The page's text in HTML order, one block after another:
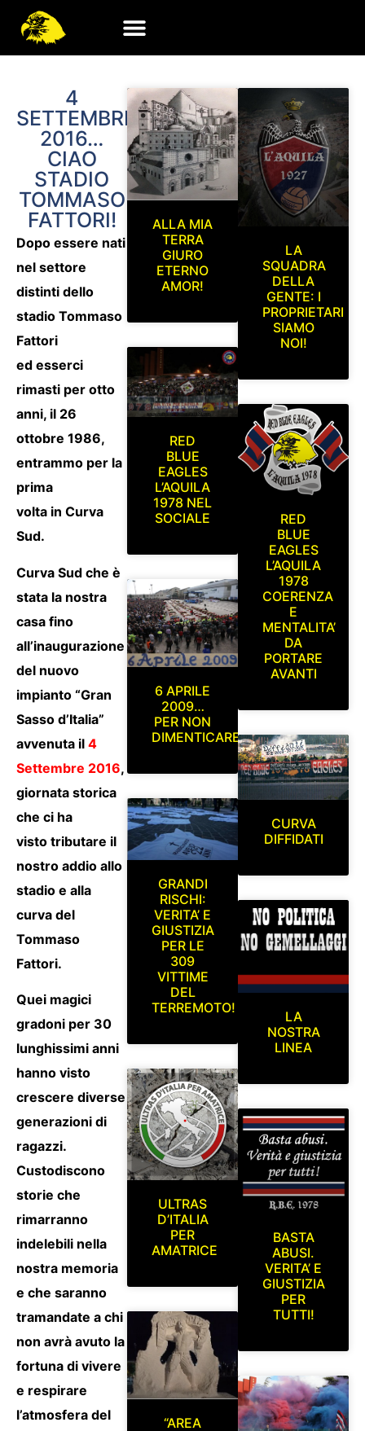
4
SETTEMBRE
2016…
CIAO
STADIO
TOMMASO
FATTORI!
Dopo essere nati
nel settore
distinti dello
stadio Tommaso
Fattori
ed esserci
rimasti per otto
anni, il 26
ottobre 1986,
entrammo per la
prima
volta in Curva
Sud.
Curva Sud che è
stata la nostra
casa fino
all’inaugurazione
del nuovo
impianto “Gran
Sasso d’Italia”
avvenuta il 4
Settembre 2016,
giornata storica
che ci ha
visto tributare il
nostro addio allo
stadio e alla
curva del
Tommaso
Fattori.
Quei magici
gradoni per 30
lunghissimi anni
hanno visto
crescere diverse
generazioni di
ragazzi.
Custodiscono
storie che
rimarranno
indelebili nella
nostra memoria
e che saranno
tramandate a chi
non avrà avuto la
fortuna di vivere
e respirare
l’atmosfera del
ALLA MIA
TERRA
GIURO
ETERNO
AMOR!
RED
BLUE
EAGLES
L’AQUILA
1978 NEL
SOCIALE
6 APRILE
2009…
PER NON
DIMENTICARE
GRANDI
RISCHI:
VERITA’ E
GIUSTIZIA
PER LE
309
VITTIME
DEL
TERREMOTO!
ULTRAS
D’ITALIA
PER
AMATRICE
“AREA
LA
SQUADRA
DELLA
GENTE: I
PROPRIETARI
SIAMO
NOI!
RED
BLUE
EAGLES
L’AQUILA
1978
COERENZA
E
MENTALITA’
DA
PORTARE
AVANTI
CURVA
DIFFIDATI
LA
NOSTRA
LINEA
BASTA
ABUSI.
VERITA’ E
GIUSTIZIA
PER
TUTTI!